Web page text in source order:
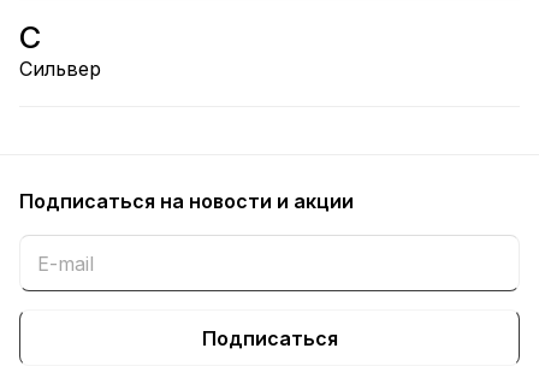
С
Сильвер
Подписаться на новости и акции
Подписаться